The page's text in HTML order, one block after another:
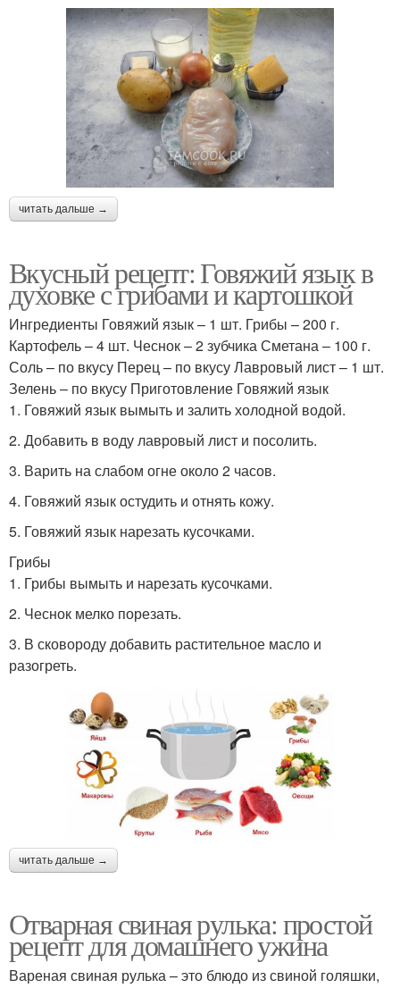
читать дальше →
Вкусный рецепт: Говяжий язык в
духовке с грибами и картошкой
Ингредиенты Говяжий язык – 1 шт. Грибы – 200 г.
Картофель – 4 шт. Чеснок – 2 зубчика Сметана – 100 г.
Соль – по вкусу Перец – по вкусу Лавровый лист – 1 шт.
Зелень – по вкусу Приготовление Говяжий язык
1. Говяжий язык вымыть и залить холодной водой.
2. Добавить в воду лавровый лист и посолить.
3. Варить на слабом огне около 2 часов.
4. Говяжий язык остудить и отнять кожу.
5. Говяжий язык нарезать кусочками.
Грибы
1. Грибы вымыть и нарезать кусочками.
2. Чеснок мелко порезать.
3. В сковороду добавить растительное масло и
разогреть.
читать дальше →
Отварная свиная рулька: простой
рецепт для домашнего ужина
Вареная свиная рулька – это блюдо из свиной голяшки,